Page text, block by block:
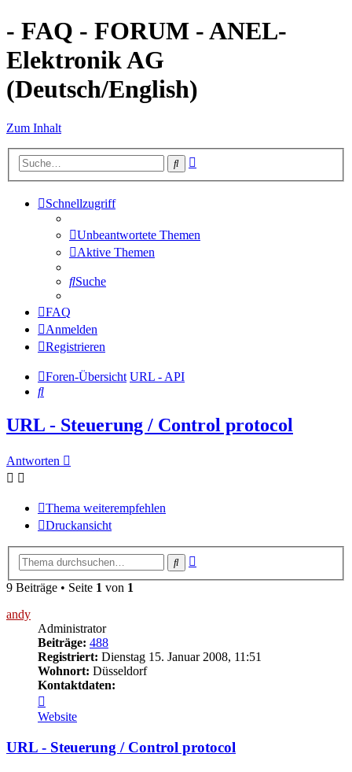
- FAQ - FORUM - ANEL-
Elektronik AG
(Deutsch/English)
Zum Inhalt
Suche
Schnellzugriff
Unbeantwortete Themen
Aktive Themen
Suche
FAQ
Anmelden
Registrieren
Foren-Übersicht URL - API
Suche
URL - Steuerung / Control protocol
Antworten
Thema weiterempfehlen
Druckansicht
Suche
9 Beiträge • Seite 1 von 1
andy
Administrator
Beiträge: 488
Registriert: Dienstag 15. Januar 2008, 11:51
Wohnort: Düsseldorf
Kontaktdaten:
von
andy
Website
URL - Steuerung / Control protocol